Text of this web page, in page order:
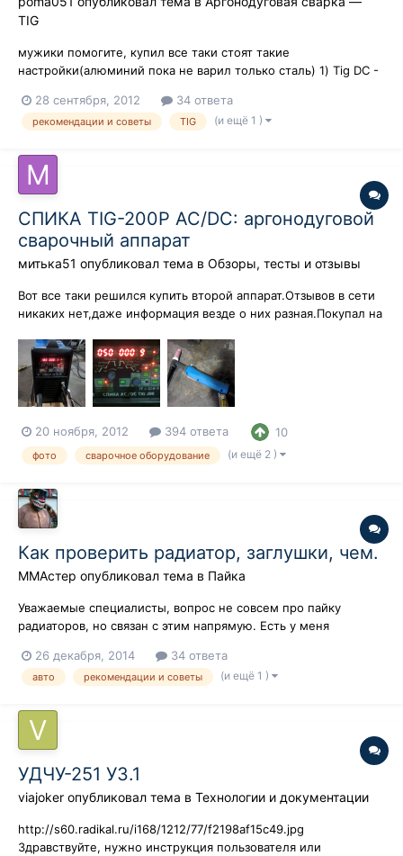
TIG
мужики помогите, купил все таки стоят такие
настройки(алюминий пока не варил только сталь) 1) Tig DC -
- c) 50 d) 0.4 e) 0.5 3) Tig DC -HF 4 такта a) 0 b ) 20 c) 50 d)
0.4 e) 0.5 4) Tig DC -lift a) 0.5 b )20 c) 50...
28 сентября, 2012 34 ответа
рекомендации и советы TIG (и ещё 1 )
СПИКА TIG-200P AC/DC: аргонодуговой
сварочный аппарат
митька51 опубликовал тема в Обзоры, тесты и отзывы
Вот все таки решился купить второй аппарат.Отзывов в сети
никаких нет,даже информация везде о них разная.Покупал на
цифр,растерялся выключил и пошел читать
мануал.Инструкция на ломаном русском,понял как задавать и
изменять настройки.Регулируется абсо...
20 ноября, 2012 394 ответа 10
фото сварочное оборудование (и ещё 2 )
Как проверить радиатор, заглушки, чем.
ММАстер опубликовал тема в Пайка
Уважаемые специалисты, вопрос не совсем про пайку
радиаторов, но связан с этим напрямую. Есть у меня
чистили(верхний бачек пропаян по периметру), так вот, как
его проверить на отсутствие течи. Чем глушить отверстия,
26 декабря, 2014 34 ответа
авто рекомендации и советы (и ещё 1 )
УДЧУ-251 У3.1
viajoker опубликовал тема в Технологии и документации
http://s60.radikal.ru/i168/1212/77/f2198af15c49.jpg
Здравствуйте, нужно инструкция пользователя или